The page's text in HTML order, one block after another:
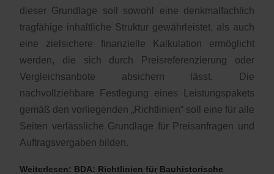
dieser Grundlage soll sowohl eine denkmalfachlich
tragfähige inhaltliche Struktur gewährleistet, als auch
eine zielsichere finanzielle Kalkulation ermöglicht
werden, die sich durch Preisreferenzierung oder
Vergleichsanbote absichern lässt. Die
nachvollziehbare Festlegung eines Leistungspakets
gemäß den vorliegenden „Richtlinien“ soll eine für alle
Seiten verlässliche Grundlage für Preisanfragen und
Auftragsvergaben bilden.
Weiterlesen: BDA: Richtlinien für Bauhistorische